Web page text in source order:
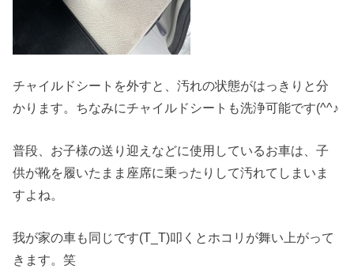
チャイルドシートを外すと、汚れの状態がはっきりと分
かります。ちなみにチャイルドシートも洗浄可能です(^^♪
普段、お子様の送り迎えなどに使用しているお車は、子
供が靴を履いたまま座席に乗ったりして汚れてしまいま
すよね。
我が家の車も同じです(T_T)叩くとホコリが舞い上がって
きます。笑